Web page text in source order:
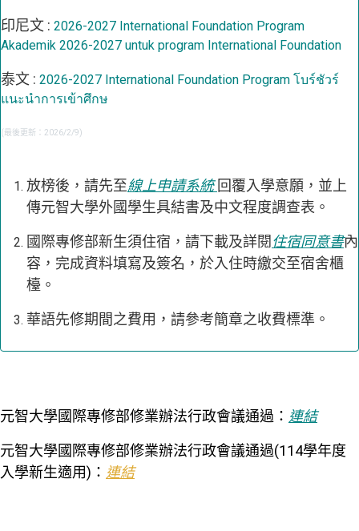
印尼文 : 2026-2027 International Foundation Program
Akademik 2026-2027 untuk program International Foundation
泰文 : 2026-2027 International Foundation Program โบร์ชัวร์
แนะนำการเข้าศึกษ
(最後更新：2026/2/9)
放榜後，請先至線上申請系統回覆入學意願，並上
傳元智大學外國學生具結書及中文程度調查表。
國際專修部新生須住宿，請下載及詳閱住宿同意書內
容， 完成資料填寫及簽名，於入住時繳交至宿舍櫃
檯。
華語先修期間之費用，請參考簡章之收費標準。
元智大學國際專修部修業辦法行政會議通過： 連結
元智大學國際專修部修業辦法行政會議通過(114學年度
入學新生適用)： 連結